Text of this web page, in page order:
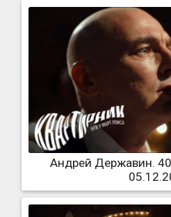
Андрей Державин.